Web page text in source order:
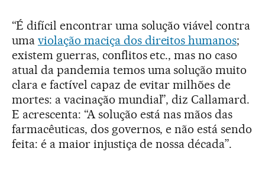
“É difícil encontrar uma solução viável contra
uma violação maciça dos direitos humanos;
existem guerras, conflitos etc., mas no caso
atual da pandemia temos uma solução muito
clara e factível capaz de evitar milhões de
mortes: a vacinação mundial”, diz Callamard.
E acrescenta: “A solução está nas mãos das
farmacêuticas, dos governos, e não está sendo
feita: é a maior injustiça de nossa década”.